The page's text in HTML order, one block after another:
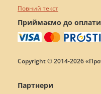
Повний текст
Приймаємо до оплати
Copyright © 2014-2026
Партнери